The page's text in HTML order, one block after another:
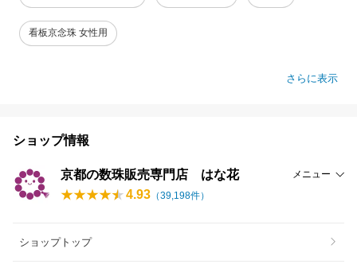
看板京念珠 女性用
さらに表示
ショップ情報
京都の数珠販売専門店 はな花 メニュー
4.93 （39,198件）
ショップトップ